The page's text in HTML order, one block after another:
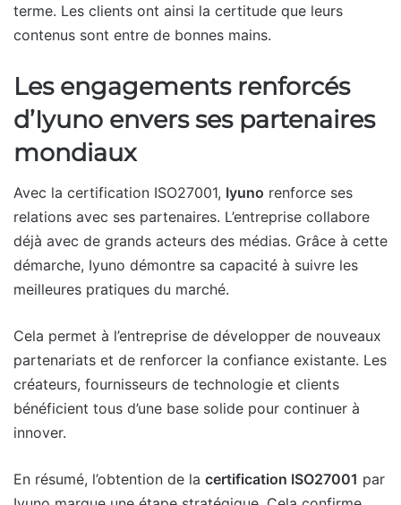
terme. Les clients ont ainsi la certitude que leurs
contenus sont entre de bonnes mains.
Les engagements renforcés
d’Iyuno envers ses partenaires
mondiaux
Avec la certification ISO27001, Iyuno renforce ses
relations avec ses partenaires. L’entreprise collabore
déjà avec de grands acteurs des médias. Grâce à cette
démarche, Iyuno démontre sa capacité à suivre les
meilleures pratiques du marché.
Cela permet à l’entreprise de développer de nouveaux
partenariats et de renforcer la confiance existante. Les
créateurs, fournisseurs de technologie et clients
bénéficient tous d’une base solide pour continuer à
innover.
En résumé, l’obtention de la certification ISO27001 par